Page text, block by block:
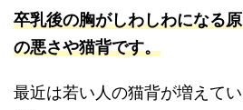
卒乳後の胸がしわしわになる
の悪さや猫背です。
最近は若い人の猫背が増えて